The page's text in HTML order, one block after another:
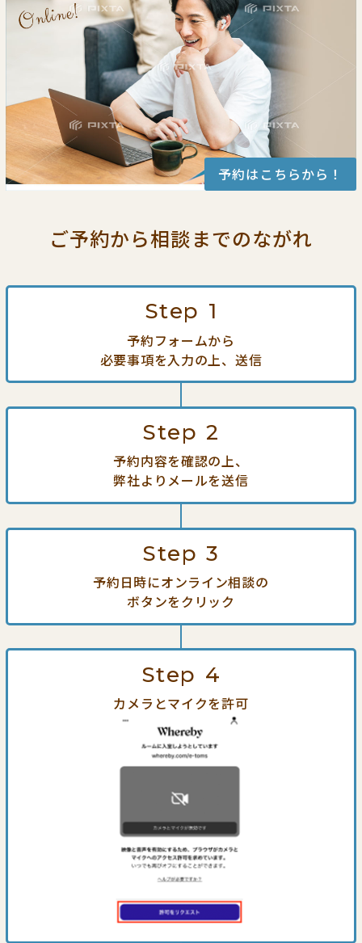
予約はこちらから！
ご予約から相談までのながれ
Step 1
予約フォームから
必要事項を入力の上、送信
Step 2
予約内容を確認の上、
弊社よりメールを送信
Step 3
予約日時にオンライン相談の
ボタンをクリック
Step 4
カメラとマイクを許可